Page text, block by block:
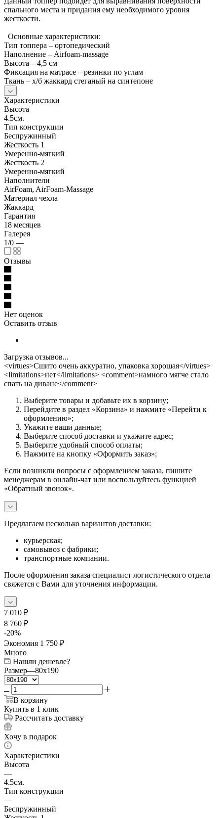
спального места и придания ему необходимого уровня
жесткости.
Основные характеристики:
Тип топпера – ортопедический
Наполнение – Airfoam-massage
Высота – 4,5 см
Фиксация на матрасе – резинки по углам
Ткань – х/б жаккард стеганый на синтепоне
Характеристики
Высота
4.5см.
Тип конструкции
Беспружинный
Жесткость 1
Умеренно-мягкий
Жесткость 2
Умеренно-мягкий
Наполнители
AirFoam, AirFoam-Massage
Материал чехла
Жаккард
Гарантия
18 месяцев
Галерея
1/0 —
Отзывы
Нет оценок
Оставить отзыв
Загрузка отзывов...
<virtues>Сшито очень аккуратно, упаковка хорошая</virtues>
<limitations>нет</limitations> <comment>намного мягче стало
спать на диване</comment>
Выберите товары и добавьте их в корзину;
Перейдите в раздел «Корзина» и нажмите «Перейти к
оформлению»;
Укажите ваши данные;
Выберите способ доставки и укажите адрес;
Выберите удобный способ оплаты;
Нажмите на кнопку «Оформить заказ»;
Если возникли вопросы с оформлением заказа, пишите
менеджерам в онлайн-чат или воспользуйтесь функцией
«Обратный звонок».
Предлагаем несколько вариантов доставки:
курьерская;
самовывоз с фабрики;
транспортные компании.
После оформления заказа специалист логистического отдела
свяжется с Вами для уточнения информации.
7 010 ₽
8 760 ₽
-20%
Экономия 1 750 ₽
Много
Нашли дешевле?
Размер—80x190
В корзину
Купить в 1 клик
Рассчитать доставку
Хочу в подарок
Характеристики
Высота
—
4.5см.
Тип конструкции
—
Беспружинный